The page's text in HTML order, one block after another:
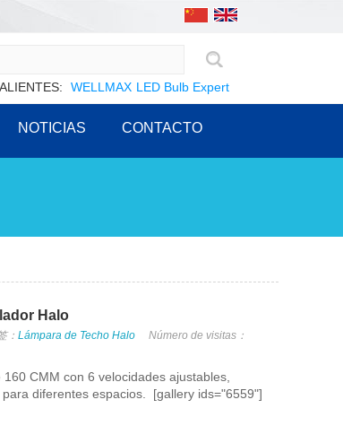
WELLMAX LED Bulb Expert
NOTICIAS CONTACTO
Halo
：Lámpara de Techo Halo
Número de visitas：
CMM con 6 velocidades ajustables,
diferentes espacios. [gallery ids="6559"]